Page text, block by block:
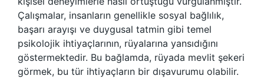
Çalışmalar, insanların genellikle sosyal bağlılık,
başarı arayışı ve duygusal tatmin gibi temel
psikolojik ihtiyaçlarının, rüyalarına yansıdığını
göstermektedir. Bu bağlamda, rüyada mevlit şekeri
görmek, bu tür ihtiyaçların bir dışavurumu olabilir.